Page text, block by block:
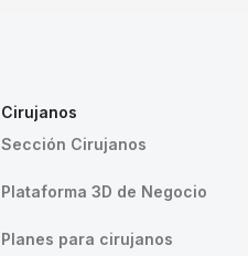
Cirujanos
Sección Cirujanos
Plataforma 3D de Negocio
Planes para cirujanos